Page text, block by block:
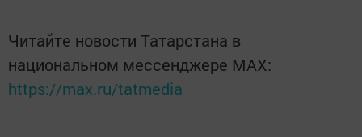
Читайте новости Татарстана в
национальном мессенджере MАХ:
https://max.ru/tatmedia